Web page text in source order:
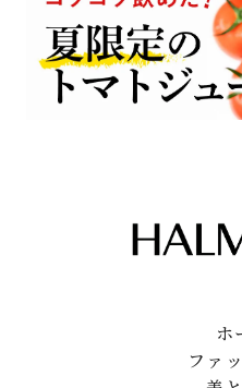
ホ
ファ